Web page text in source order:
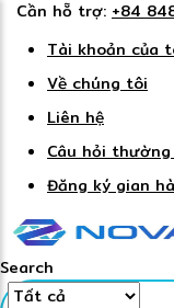
Cần hỗ trợ: +84
Tài khoản của
Về chúng tôi
Liên hệ
Câu hỏi
Đăng ký gian
Search